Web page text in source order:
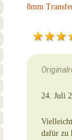
8mm
24. Juli
dafür zu